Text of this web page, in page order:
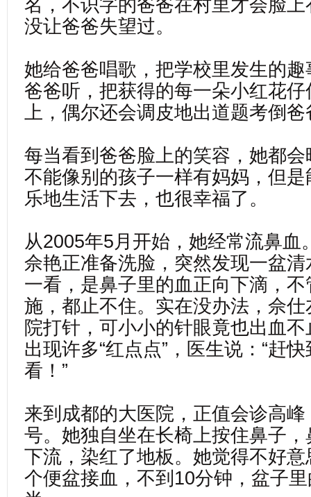
名，不识字的爸爸在村里才会脸
没让爸爸失望过。
她给爸爸唱歌，把学校里发生的
爸爸听，把获得的每一朵小红花
上，偶尔还会调皮地出道题考倒
每当看到爸爸脸上的笑容，她都
不能像别的孩子一样有妈妈，但
乐地生活下去，也很幸福了。
从2005年5月开始，她经常流鼻血
佘艳正准备洗脸，突然发现一盆
一看，是鼻子里的血正向下滴，
施，都止不住。实在没办法，佘
院打针，可小小的针眼竟也出血
出现许多“红点点”，医生说：“赶
看！”
来到成都的大医院，正值会诊高
号。她独自坐在长椅上按住鼻子
下流，染红了地板。她觉得不好
个便盆接血，不到10分钟，盆子